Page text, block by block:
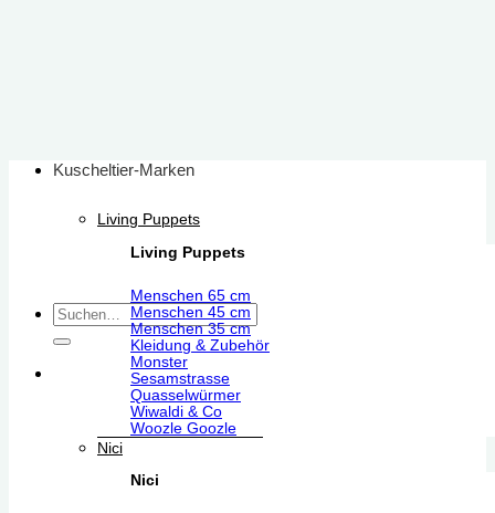
Suchen
nach:
Kuscheltier-Marken
Living Puppets
Living Puppets
Menschen 65 cm
Menschen 45 cm
Menschen 35 cm
Kleidung & Zubehör
Monster
Sesamstrasse
Quasselwürmer
Wiwaldi & Co
Woozle Goozle
Nici
Nici